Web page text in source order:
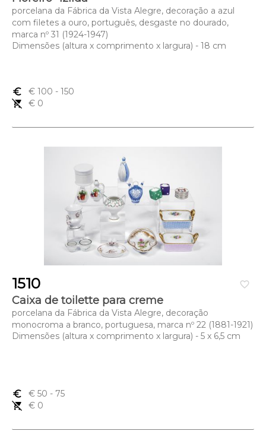
porcelana da Fábrica da Vista Alegre, decoração a azul
com filetes a ouro, português, desgaste no dourado,
marca nº 31 (1924-1947)
Dimensões (altura x comprimento x largura) - 18 cm
euro_symbol € 100 - 150
remove_shopping_cart
€ 0
favorite_border
1510
Caixa de toilette para creme
porcelana da Fábrica da Vista Alegre, decoração
monocroma a branco, portuguesa, marca nº 22 (1881-1921)
Dimensões (altura x comprimento x largura) - 5 x 6,5 cm
euro_symbol € 50 - 75
remove_shopping_cart
€ 0